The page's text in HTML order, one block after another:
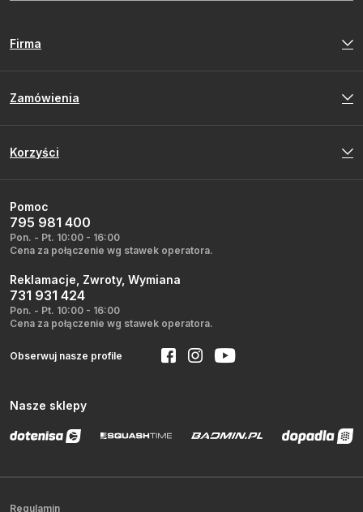
Firma
Zamówienia
Korzyści
Pomoc
795 981 400
Pon. - Pt. 10:00 - 16:00
Cena za połączenie wg stawek operatora.
Reklamacje, Zwroty, Wymiana
731 931 424
Pon. - Pt. 10:00 - 16:00
Cena za połączenie wg stawek operatora.
Obserwuj nasze profile
Nasze sklepy
Regulamin